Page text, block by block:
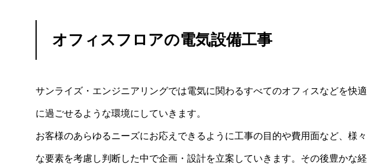
オフィスフロアの電気設備工事
サンライズ・エンジニアリングでは電気に関わるすべてのオフィスなどを快適
に過ごせるような環境にしていきます。
お客様のあらゆるニーズにお応えできるように工事の目的や費用面など、様々
な要素を考慮し判断した中で企画・設計を立案していきます。その後豊かな経